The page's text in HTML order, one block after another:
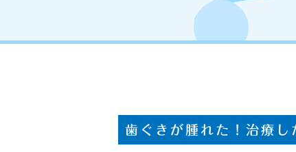
歯ぐきが腫れた！治療し